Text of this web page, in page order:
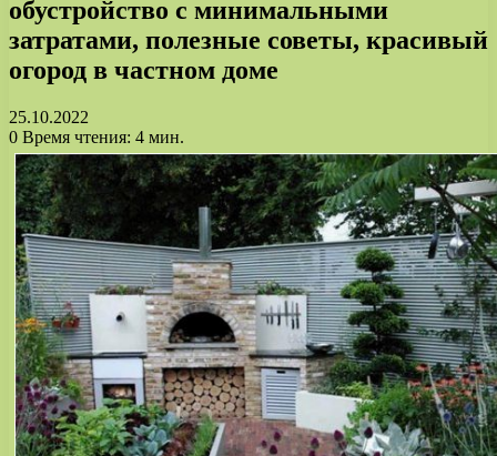
обустройство с минимальными
затратами, полезные советы, красивый
огород в частном доме
25.10.2022
0 Время чтения: 4 мин.